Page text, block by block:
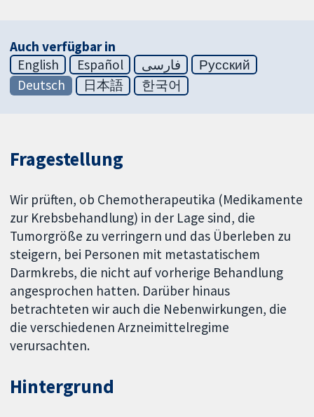
Auch verfügbar in
English
Español فارسی
Русский
Deutsch
日本語 한국어
Fragestellung
Wir prüften, ob Chemotherapeutika (Medikamente
zur Krebsbehandlung) in der Lage sind, die
Tumorgröße zu verringern und das Überleben zu
steigern, bei Personen mit metastatischem
Darmkrebs, die nicht auf vorherige Behandlung
angesprochen hatten. Darüber hinaus
betrachteten wir auch die Nebenwirkungen, die
die verschiedenen Arzneimittelregime
verursachten.
Hintergrund